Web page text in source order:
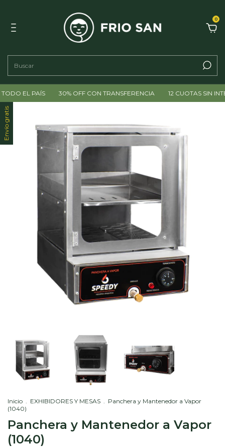
0
EL PAÍS 30% OFF CON TRANSFERENCIA 12 CUOTAS SIN INTERÉS
Envío gratis
Inicio . EXHIBIDORES Y MESAS . Panchera y Mantenedor a Vapor
(1040)
Panchera y Mantenedor a Vapor
(1040)